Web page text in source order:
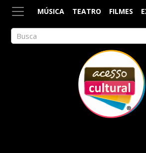
MÚSICA TEATRO FILMES